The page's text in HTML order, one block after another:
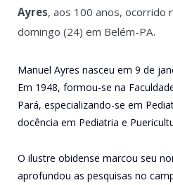
Ayres, aos 100 anos, ocorrido
domingo (24) em Belém-PA.
Manuel Ayres nasceu em 9 de
Em 1948, formou-se na
Pará, especializando-se em
docência em Pediatria e
O ilustre obidense marcou seu
aprofundou as pesquisas no